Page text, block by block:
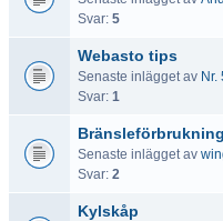
Svar: 5
Webasto tips
Senaste inlägget av Nr.
Svar: 1
Bränsleförbrukning
Senaste inlägget av
Svar: 2
Kylskåp